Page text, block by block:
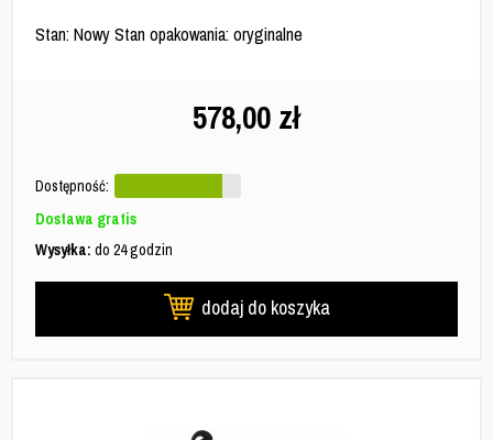
Stan: Nowy Stan opakowania: oryginalne
578,00 zł
Dostępność:
Dostawa gratis
Wysyłka: do 24 godzin
dodaj do koszyka